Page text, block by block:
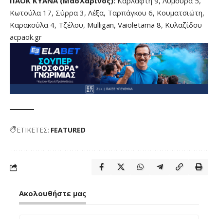
Κωτούλα 17, Σύρρα 3, Λέξα, Ταρπάγκου 6, Κουματσιώτη,
Καρακούλα 4, Τζέλου, Mulligan, Vaioletama 8, Κυλαζίδου
acpaok.gr
ΕΤΙΚΕΤΕΣ: FEATURED
Ακολουθήστε μας